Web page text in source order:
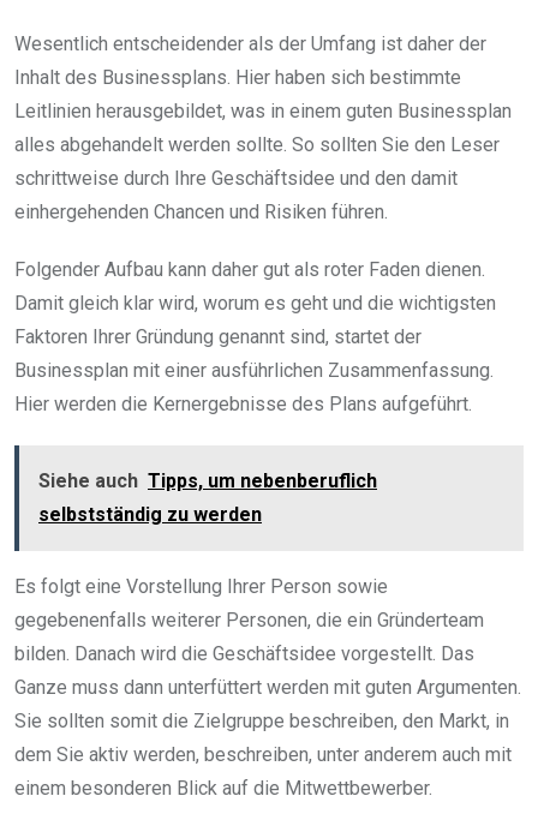
Wesentlich entscheidender als der Umfang ist daher der
Inhalt des Businessplans. Hier haben sich bestimmte
Leitlinien herausgebildet, was in einem guten Businessplan
alles abgehandelt werden sollte. So sollten Sie den Leser
schrittweise durch Ihre Geschäftsidee und den damit
einhergehenden Chancen und Risiken führen.
Folgender Aufbau kann daher gut als roter Faden dienen.
Damit gleich klar wird, worum es geht und die wichtigsten
Faktoren Ihrer Gründung genannt sind, startet der
Businessplan mit einer ausführlichen Zusammenfassung.
Hier werden die Kernergebnisse des Plans aufgeführt.
Siehe auch Tipps, um nebenberuflich
selbstständig zu werden
Es folgt eine Vorstellung Ihrer Person sowie
gegebenenfalls weiterer Personen, die ein Gründerteam
bilden. Danach wird die Geschäftsidee vorgestellt. Das
Ganze muss dann unterfüttert werden mit guten Argumenten.
Sie sollten somit die Zielgruppe beschreiben, den Markt, in
dem Sie aktiv werden, beschreiben, unter anderem auch mit
einem besonderen Blick auf die Mitwettbewerber.